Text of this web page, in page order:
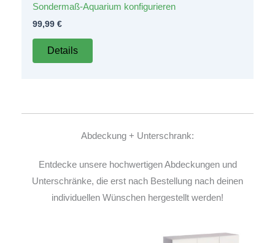
Sondermaß-Aquarium konfigurieren
99,99 €
Details
Abdeckung + Unterschrank:
Entdecke unsere hochwertigen Abdeckungen und
Unterschränke, die erst nach Bestellung nach deinen
individuellen Wünschen hergestellt werden!